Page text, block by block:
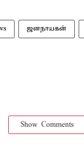
ஜனநாயகன்
Show Comments